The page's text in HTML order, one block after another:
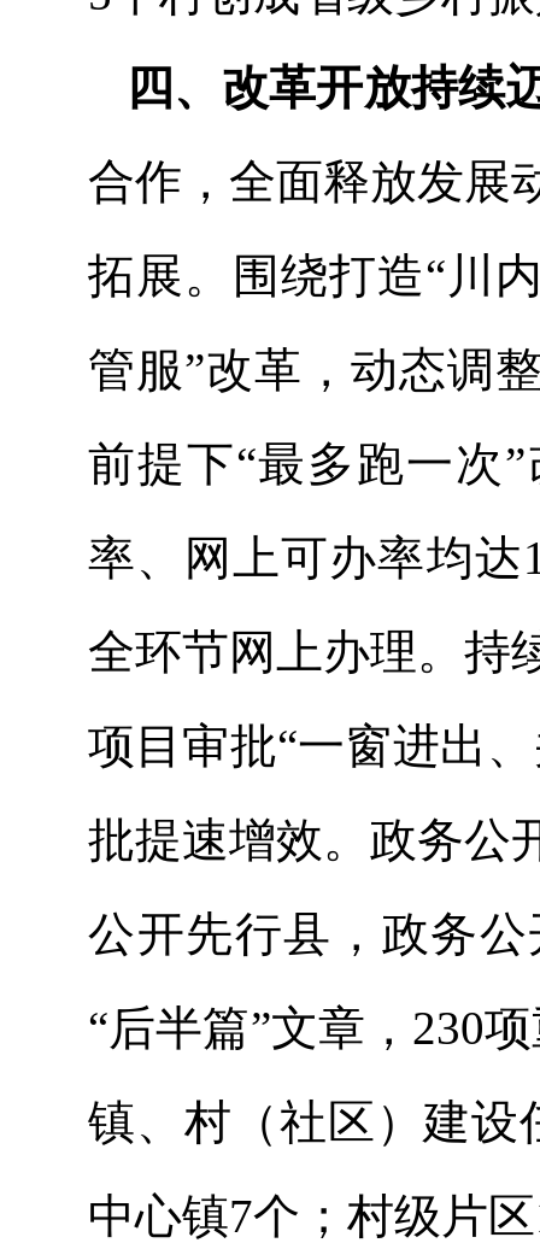
四、改革开放持续
合作，全面释放发展
拓展。围绕打造“川
管服”改革，动态调
前提下“最多跑一次
率、网上可办率均达
全环节网上办理。持
项目审批“一窗进出
批提速增效。政务公
公开先行县，政务
“后半篇”文章，230
镇、村（社区）建设
中心镇7个；村级片